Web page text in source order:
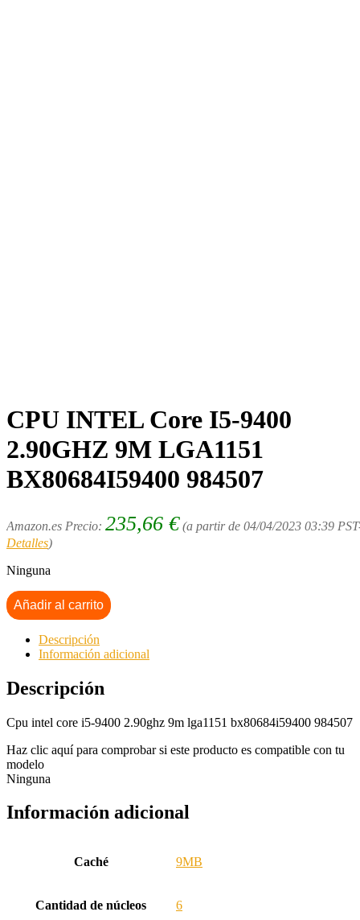
CPU INTEL Core I5-9400
2.90GHZ 9M LGA1151
BX80684I59400 984507
Amazon.es Precio: 235,66 € (a partir de 04/04/2023 03:39
Detalles)
Ninguna
Añadir al carrito
Descripción
Información adicional
Descripción
Cpu intel core i5-9400 2.90ghz 9m lga1151 bx80684i59400 984507
Haz clic aquí para comprobar si este producto es compatible con tu
modelo
Ninguna
Información adicional
Caché 9MB
Cantidad de núcleos 6